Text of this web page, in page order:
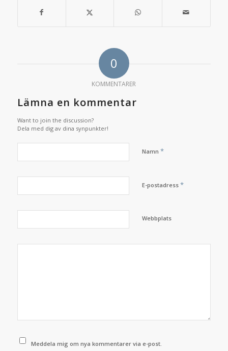
0
KOMMENTARER
Lämna en kommentar
Want to join the discussion?
Dela med dig av dina synpunkter!
Namn *
E-postadress *
Webbplats
Meddela mig om nya kommentarer via e-post.